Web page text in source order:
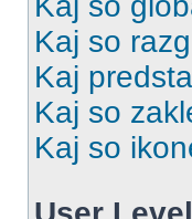
Kaj so
Kaj
Kaj so
Kaj so